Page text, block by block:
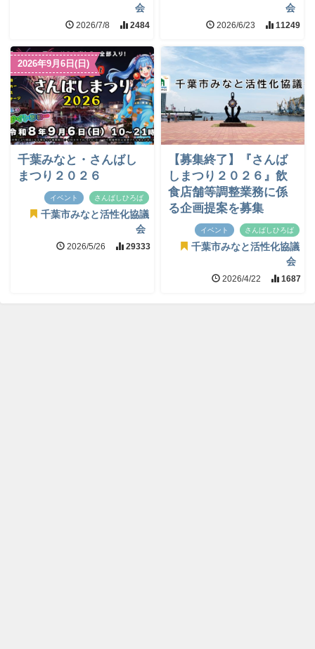
会
2026/7/8 2484
会
2026/6/23 11249
2026年9月6日(日)
千葉みなと・さんばし
まつり２０２６
イベント さんばしひろば
千葉市みなと活性化協議
会
2026/5/26 29333
【募集終了】『さんば
しまつり２０２６』飲
食店舗等調整業務に係
る企画提案を募集
イベント さんばしひろば
千葉市みなと活性化協議
会
2026/4/22 1687